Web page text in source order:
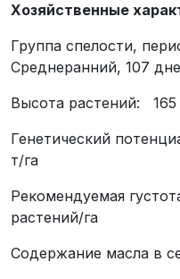
Хозяйственные
Группа спелости,
Среднеранний, 107
Высота растений:
Генетический
т/га
Рекомендуемая
растений/га
Содержание масла в